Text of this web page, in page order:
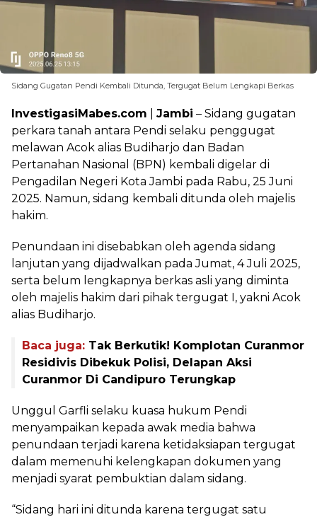
Sidang Gugatan Pendi Kembali Ditunda, Tergugat Belum Lengkapi Berkas
InvestigasiMabes.com Jambi – Sidang gugatan
perkara tanah antara Pendi selaku penggugat
melawan Acok alias Budiharjo dan Badan
Pertanahan Nasional (BPN) kembali digelar di
Pengadilan Negeri Kota Jambi pada Rabu, 25 Juni
2025. Namun, sidang kembali ditunda oleh majelis
hakim.
Penundaan ini disebabkan oleh agenda sidang
lanjutan yang dijadwalkan pada Jumat, 4 Juli 2025,
serta belum lengkapnya berkas asli yang diminta
oleh majelis hakim dari pihak tergugat I, yakni Acok
alias Budiharjo.
Baca juga: Tak Berkutik! Komplotan Curanmor
Residivis Dibekuk Polisi, Delapan Aksi
Curanmor Di Candipuro Terungkap
Unggul Garfli selaku kuasa hukum Pendi
menyampaikan kepada awak media bahwa
penundaan terjadi karena ketidaksiapan tergugat
dalam memenuhi kelengkapan dokumen yang
menjadi syarat pembuktian dalam sidang.
“Sidang hari ini ditunda karena tergugat satu